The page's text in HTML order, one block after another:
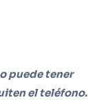
puede tener
el teléfono.